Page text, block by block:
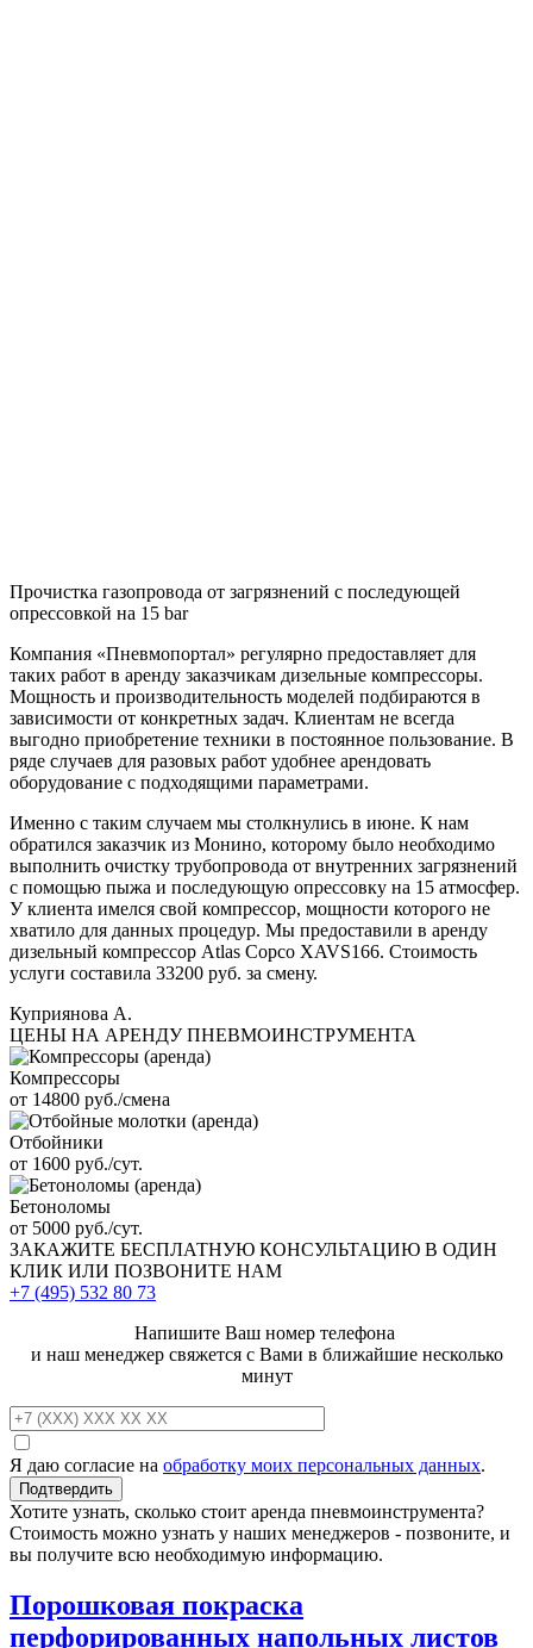
Прочистка газопровода от загрязнений с последующей
опрессовкой на 15 bar
Компания «Пневмопортал» регулярно предоставляет для
таких работ в аренду заказчикам дизельные компрессоры.
Мощность и производительность моделей подбираются в
зависимости от конкретных задач. Клиентам не всегда
выгодно приобретение техники в постоянное пользование. В
ряде случаев для разовых работ удобнее арендовать
оборудование с подходящими параметрами.
Именно с таким случаем мы столкнулись в июне. К нам
обратился заказчик из Монино, которому было необходимо
выполнить очистку трубопровода от внутренних загрязнений
с помощью пыжа и последующую опрессовку на 15 атмосфер.
У клиента имелся свой компрессор, мощности которого не
хватило для данных процедур. Мы предоставили в аренду
дизельный компрессор Atlas Copco XAVS166. Стоимость
услуги составила 33200 руб. за смену.
Куприянова А.
ЦЕНЫ НА АРЕНДУ ПНЕВМОИНСТРУМЕНТА
Компрессоры
от 14800 руб./смена
Отбойники
от 1600 руб./сут.
Бетоноломы
от 5000 руб./сут.
ЗАКАЖИТЕ БЕСПЛАТНУЮ КОНСУЛЬТАЦИЮ В ОДИН
КЛИК ИЛИ ПОЗВОНИТЕ НАМ
+7 (495) 532 80 73
Напишите Ваш номер телефона
и наш менеджер свяжется с Вами в ближайшие несколько
минут
Я даю согласие на обработку моих персональных данных.
Хотите узнать, сколько стоит аренда пневмоинструмента?
Стоимость можно узнать у наших менеджеров - позвоните, и
вы получите всю необходимую информацию.
Порошковая покраска
перфорированных напольных листов